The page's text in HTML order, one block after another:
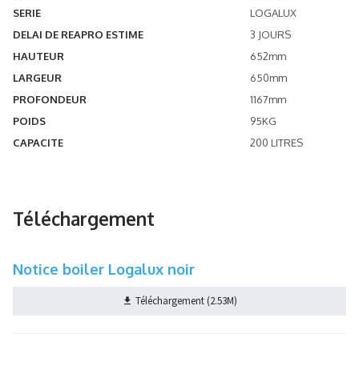
SERIE
LOGALUX
DELAI DE REAPRO ESTIME
3 JOURS
HAUTEUR
652mm
LARGEUR
650mm
PROFONDEUR
1167mm
POIDS
95KG
CAPACITE
200 LITRES
Téléchargement
Notice boiler Logalux noir
Téléchargement (2.53M)